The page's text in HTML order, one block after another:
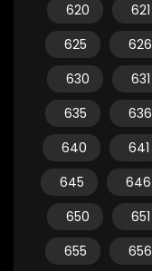
620
621
625
626
630
631
635
636
640
641
645
646
650
651
655
656